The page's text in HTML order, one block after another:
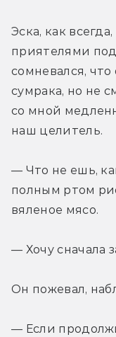
Эска, как
приятелями
сомневался,
сумрака, но не
со мной
наш целитель.
— Что не ешь,
полным ртом
вяленое мясо.
— Хочу сначала
Он пожевал,
— Если